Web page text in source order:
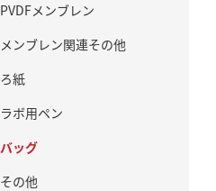
PVDFメンブレン
メンブレン関連その他
ろ紙
ラボ用ペン
バッグ
その他